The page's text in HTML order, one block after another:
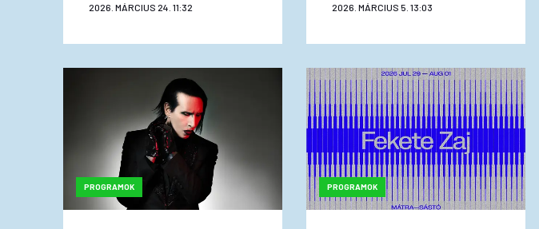
2026. MÁRCIUS 24. 11:32 2026. MÁRCIUS 5. 13:03
PROGRAMOK PROGRAMOK